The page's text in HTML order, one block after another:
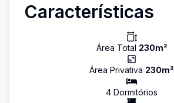
Características
Área Total 230m²
Área Privativa 230m²
4 Dormitórios